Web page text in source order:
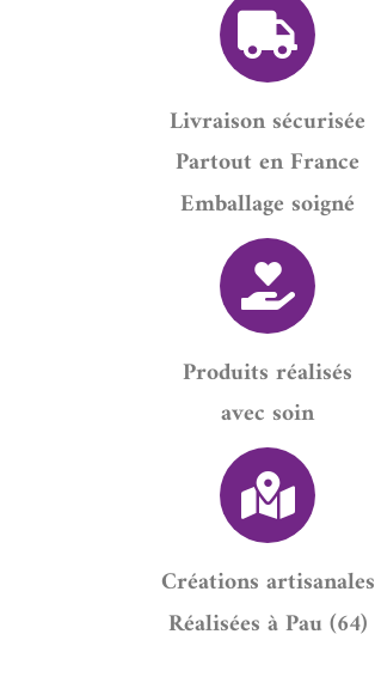
Livraison sécurisée
Partout en France
Emballage soigné
Produits réalisés
avec soin
Créations artisanales
Réalisées à Pau (64)